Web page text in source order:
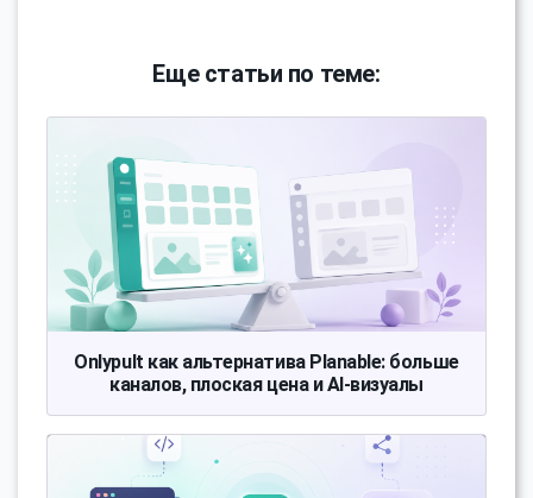
Еще статьи по теме:
Onlypult как альтернатива Planable: больше
каналов, плоская цена и AI-визуалы